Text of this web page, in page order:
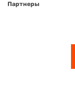
Партнеры